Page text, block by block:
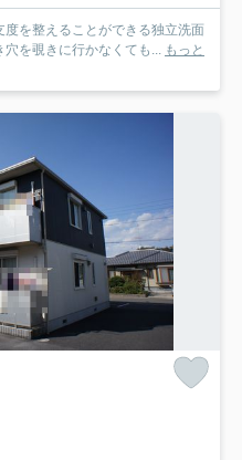
を整えることができる独立洗面
を覗きに行かなくても...
もっと